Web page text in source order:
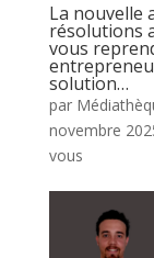
La nouvelle
résolutions
vous
solution…
par
novembre
vous